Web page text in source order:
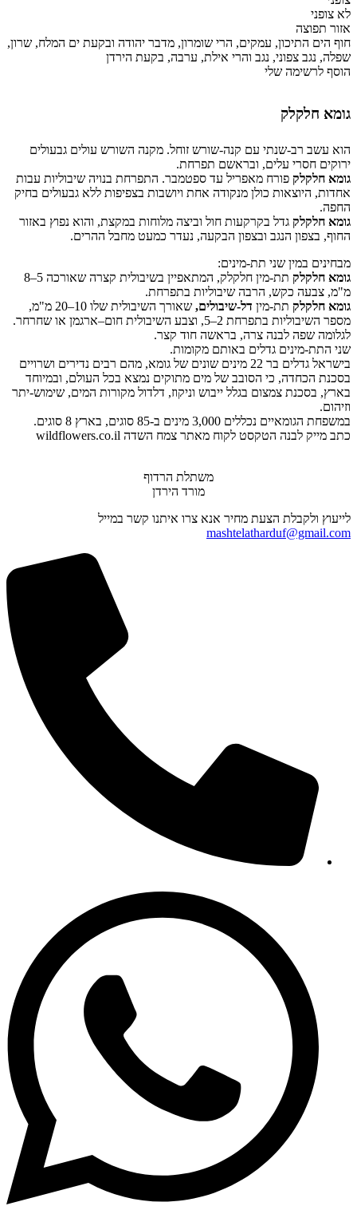
לא צופני
אזור תפוצה
חוף הים התיכון, עמקים, הרי שומרון, מדבר יהודה ובקעת ים המלח, שרון,
שפלה, נגב צפוני, נגב והרי אילת, ערבה, בקעת הירדן
הוסף לרשימה שלי
גומא חלקלק
הוא עשב רב-שנתי עם קנה-שורש זוחל. מקנה השורש עולים גבעולים
ירוקים חסרי עלים, ובראשם תפרחת.
גומא חלקלק פורח מאפריל עד ספטמבר. התפרחת בנויה שיבוליות עבות
אחדות, היוצאות כולן מנקודה אחת ויושבות בצפיפות ללא גבעולים בחיק
החפה.
גומא חלקלק גדל בקרקעות חול וביצה מלוחות במקצת, והוא נפוץ באזור
החוף, בצפון הנגב ובצפון הבקעה, נעדר כמעט מחבל ההרים.
מבחינים במין שני תת-מינים:
גומא חלקלק
תת-מין חלקלק, המתאפיין בשיבולית קצרה שאורכה 5–8
מ"מ, צבעה כקש, הרבה שיבוליות בתפרחת.
גומא חלקלק תת-מין דל-שיבולים,
שאורך השיבולית שלו 10–20 מ"מ,
מספר השיבוליות בתפרחת 2–5, וצבע השיבולית חום–ארגמן או שחרחר.
לגלומה שפה לבנה צרה, בראשה חוד קצר.
שני התת-מינים גדלים באותם מקומות.
בישראל גדלים בר 22 מינים שונים של גומא, מהם רבים נדירים ושרויים
בסכנת הכחדה, כי הסובב של מים מתוקים נמצא בכל העולם, ובמיוחד
בארץ, בסכנת צמצום בגלל ייבוש וניקוז, דלדול מקורות המים, שימוש-יתר
וזיהום.
במשפחת הגומאיים נכללים 3,000 מינים ב-85 סוגים, בארץ 8 סוגים.
כתב מייק לבנה הטקסט לקוח מאתר צמח השדה wildflowers.co.il
משתלת הרדוף
מורד הירדן
לייעוץ ולקבלת הצעת מחיר אנא צרו איתנו קשר במייל
mashtelatharduf@gmail.com